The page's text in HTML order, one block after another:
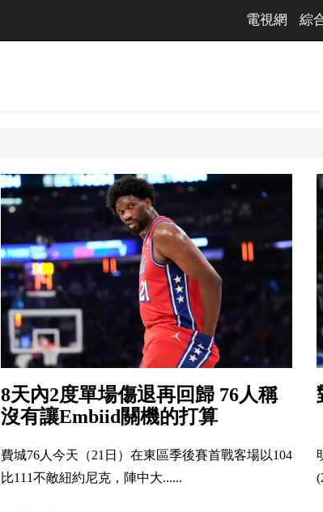
電視網 綜
8天內2度單場傷退再回歸 76人稱
沒有讓Embiid關機的打算
費城76人今天（21日）在東區季後賽首戰客場以104
比111不敵紐約尼克，陣中大......